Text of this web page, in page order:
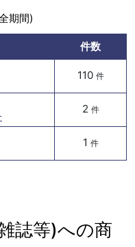
期間)
件数
110 件
2 件
1 件
誌等)への商